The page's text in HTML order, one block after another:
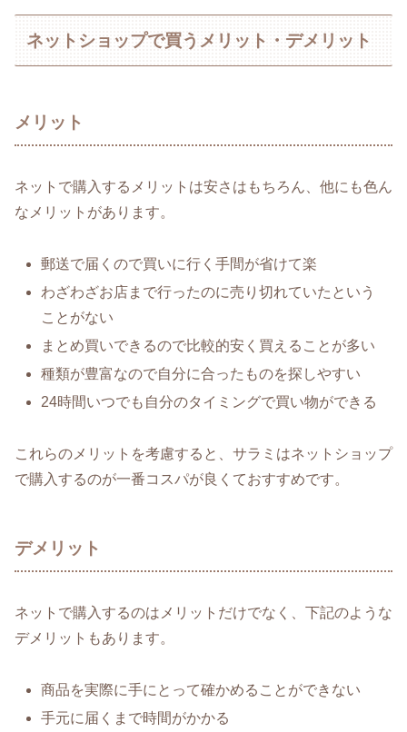
ネットショップで買うメリット・デメリット
メリット
ネットで購入するメリットは安さはもちろん、他にも色ん
なメリットがあります。
郵送で届くので買いに行く手間が省けて楽
わざわざお店まで行ったのに売り切れていたという
ことがない
まとめ買いできるので比較的安く買えることが多い
種類が豊富なので自分に合ったものを探しやすい
24時間いつでも自分のタイミングで買い物ができる
これらのメリットを考慮すると、サラミはネットショップ
で購入するのが一番コスパが良くておすすめです。
デメリット
ネットで購入するのはメリットだけでなく、下記のような
デメリットもあります。
商品を実際に手にとって確かめることができない
手元に届くまで時間がかかる